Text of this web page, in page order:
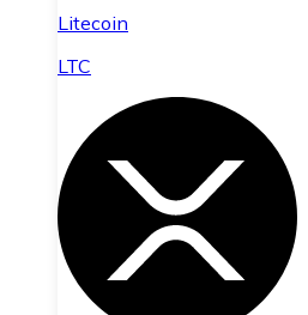
Litecoin
LTC